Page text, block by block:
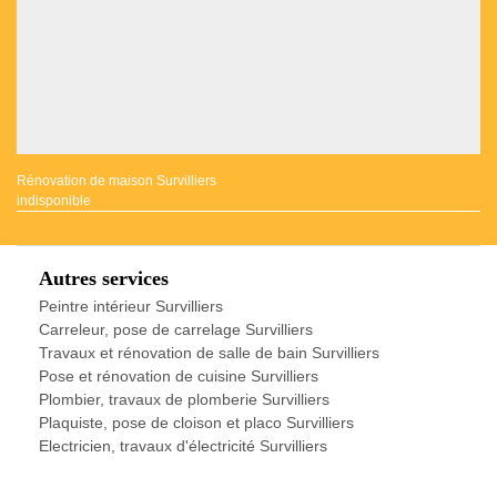
Rénovation de maison Survilliers
indisponible
Autres services
Peintre intérieur Survilliers
Carreleur, pose de carrelage Survilliers
Travaux et rénovation de salle de bain Survilliers
Pose et rénovation de cuisine Survilliers
Plombier, travaux de plomberie Survilliers
Plaquiste, pose de cloison et placo Survilliers
Electricien, travaux d'électricité Survilliers